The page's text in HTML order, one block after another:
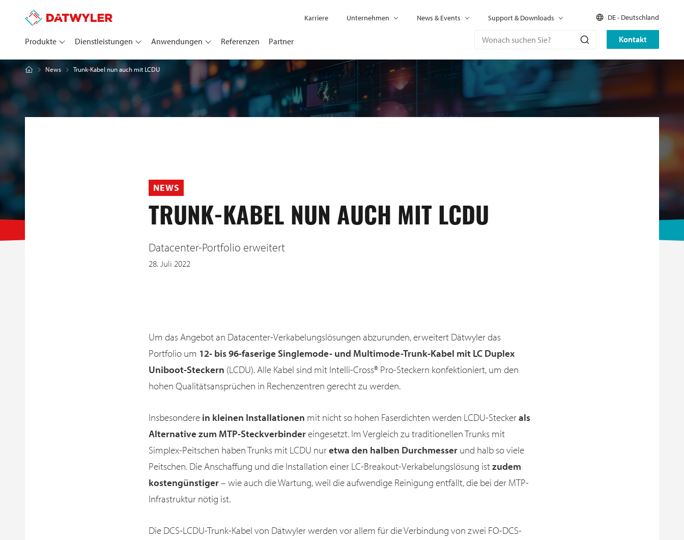
Kontakt
Produkte Dienstleistungen Anwendungen Referenzen Partner
Karriere Unternehmen News & Events Support & Downloads DE - Deutschland
News Trunk-Kabel nun auch mit LCDU
NEWS
TRUNK-KABEL NUN AUCH MIT LCDU
Datacenter-Portfolio erweitert
28. Juli 2022
Um das Angebot an Datacenter-Verkabelungslösungen abzurunden, erweitert Dätwyler das
Portfolio um 12- bis 96-faserige Singlemode- und Multimode-Trunk-Kabel mit LC Duplex
Uniboot-Steckern (LCDU). Alle Kabel sind mit Intelli-Cross® Pro-Steckern konfektioniert, um den
hohen Qualitätsansprüchen in Rechenzentren gerecht zu werden.
Insbesondere in kleinen Installationen mit nicht so hohen Faserdichten werden LCDU-Steckerals
Alternative zum MTP-Steckverbindereingesetzt. Im Vergleich zu traditionellen Trunks mit
Simplex-Peitschen haben Trunks mit LCDU nuretwa den halben Durchmesser und halb so viele
Peitschen. Die Anschaffung und die Installation einer LC-Breakout-Verkabelungslösung istzudem
kostengünstiger– wie auch die Wartung, weil die aufwendige Reinigung entfällt, die bei der MTP-
Infrastruktur nötig ist.
Die DCS-LCDU-Trunk-Kabel von Dätwyler werden vor allem für die Verbindung von zwei FO-DCS-